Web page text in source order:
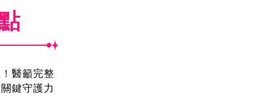
醫籲完整
鍵守護力